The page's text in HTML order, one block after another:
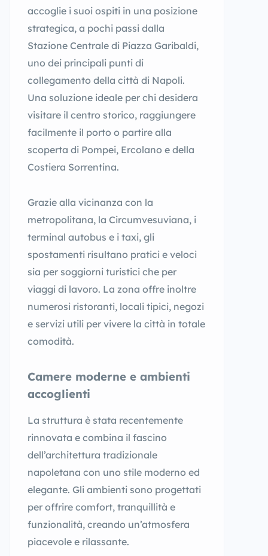
accoglie i suoi ospiti in una posizione
strategica, a pochi passi dalla
Stazione Centrale di Piazza Garibaldi,
uno dei principali punti di
collegamento della città di Napoli.
Una soluzione ideale per chi desidera
visitare il centro storico, raggiungere
facilmente il porto o partire alla
scoperta di Pompei, Ercolano e della
Costiera Sorrentina.
Grazie alla vicinanza con la
metropolitana, la Circumvesuviana, i
terminal autobus e i taxi, gli
spostamenti risultano pratici e veloci
sia per soggiorni turistici che per
viaggi di lavoro. La zona offre inoltre
numerosi ristoranti, locali tipici, negozi
e servizi utili per vivere la città in totale
comodità.
Camere moderne e ambienti
accoglienti
La struttura è stata recentemente
rinnovata e combina il fascino
dell’architettura tradizionale
napoletana con uno stile moderno ed
elegante. Gli ambienti sono progettati
per offrire comfort, tranquillità e
funzionalità, creando un’atmosfera
piacevole e rilassante.